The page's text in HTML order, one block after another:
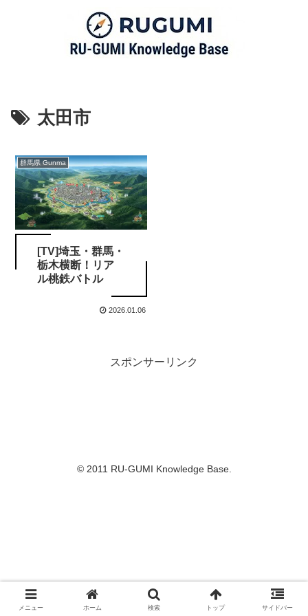
太田市
群馬県 Gunma
[TV]埼玉・群馬・
栃木横断！リア
ル桃鉄バトル
2026.01.06
スポンサーリンク
© 2011 RU-GUMI Knowledge Base.
メニュー ホーム 検索 トップ サイドバー